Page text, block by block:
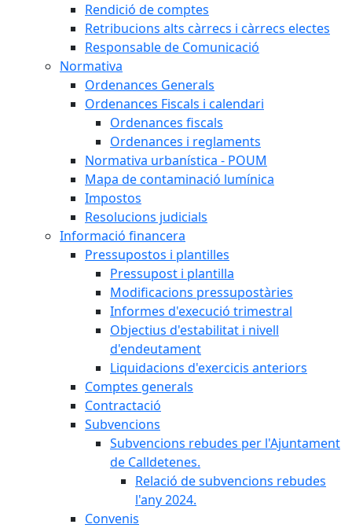
Rendició de comptes
Retribucions alts càrrecs i càrrecs electes
Responsable de Comunicació
Normativa
Ordenances Generals
Ordenances Fiscals i calendari
Ordenances fiscals
Ordenances i reglaments
Normativa urbanística - POUM
Mapa de contaminació lumínica
Impostos
Resolucions judicials
Informació financera
Pressupostos i plantilles
Pressupost i plantilla
Modificacions pressupostàries
Informes d'execució trimestral
Objectius d'estabilitat i nivell
d'endeutament
Liquidacions d'exercicis anteriors
Comptes generals
Contractació
Subvencions
Subvencions rebudes per l'Ajuntament
de Calldetenes.
Relació de subvencions rebudes
l'any 2024.
Convenis